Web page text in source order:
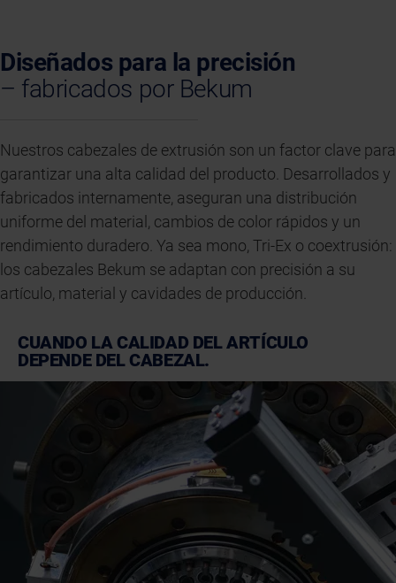
Diseñados para la precisión
– fabricados por Bekum
Nuestros cabezales de extrusión son un factor clave para
garantizar una alta calidad del producto. Desarrollados y
fabricados internamente, aseguran una distribución
uniforme del material, cambios de color rápidos y un
rendimiento duradero. Ya sea mono, Tri-Ex o coextrusión:
los cabezales Bekum se adaptan con precisión a su
artículo, material y cavidades de producción.
CUANDO LA CALIDAD DEL ARTÍCULO
DEPENDE DEL CABEZAL.